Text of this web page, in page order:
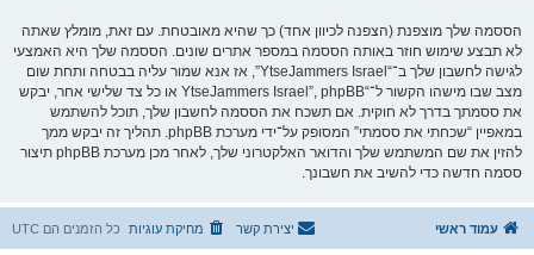
הססמה שלך מוצפנת (הצפנה לכיוון אחד) כך שהיא מאובטחת. עם זאת, מומלץ שאתה
לא תבצע שימוש חוזר באותה הססמה במספר אתרים שונים. הססמה שלך היא האמצעי
לגישה לחשבון שלך ב־“YtseJammers Israel”, אז אנא שמור עליה בבטחה ותחת שום
מצב שבו מישהו הקשור ל־“YtseJammers Israel”, phpBB או כל צד שלישי אחר, יבקש
את ססמתך בדרך לא חוקית. אם תשכח את הססמה לחשבון שלך, תוכל להשתמש
במאפיין “שכחתי את ססמתי” המסופק על־ידי מערכת phpBB. תהליך זה יבקש ממך
להזין את שם המשתמש שלך והדואר האלקטרוני שלך, לאחר מכן מערכת phpBB תיצור
ססמה חדשה כדי להשיב את חשבונך.
עמוד ראשי כל הזמנים הם UTC מחיקת עוגיות יצירת קשר